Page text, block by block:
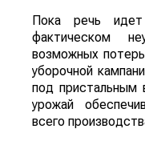
Пока речь
фактическом
возможных
уборочной
под пристальным
урожай
всего